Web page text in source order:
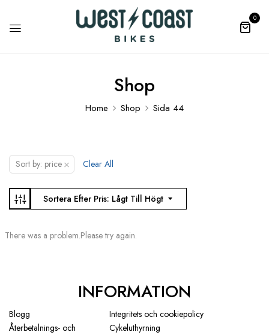
0
Shop
Home Shop Sida 44
Sort by: price × Clear All
Sortera Efter Pris: Lågt Till Högt
There was a problem.Please try again.
INFORMATION
Blogg
Integritets och cookiepolicy
Återbetalnings- och
Cykeluthyrning